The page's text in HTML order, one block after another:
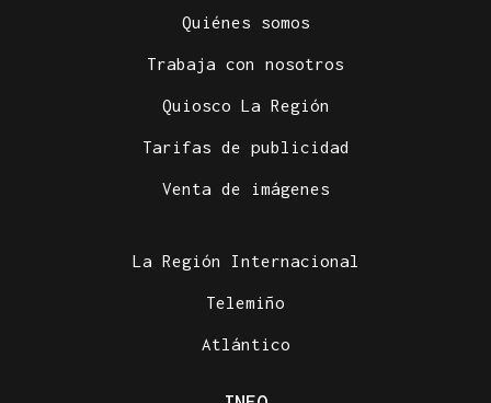
Quiénes somos
Trabaja con nosotros
Quiosco La Región
Tarifas de publicidad
Venta de imágenes
La Región Internacional
Telemiño
Atlántico